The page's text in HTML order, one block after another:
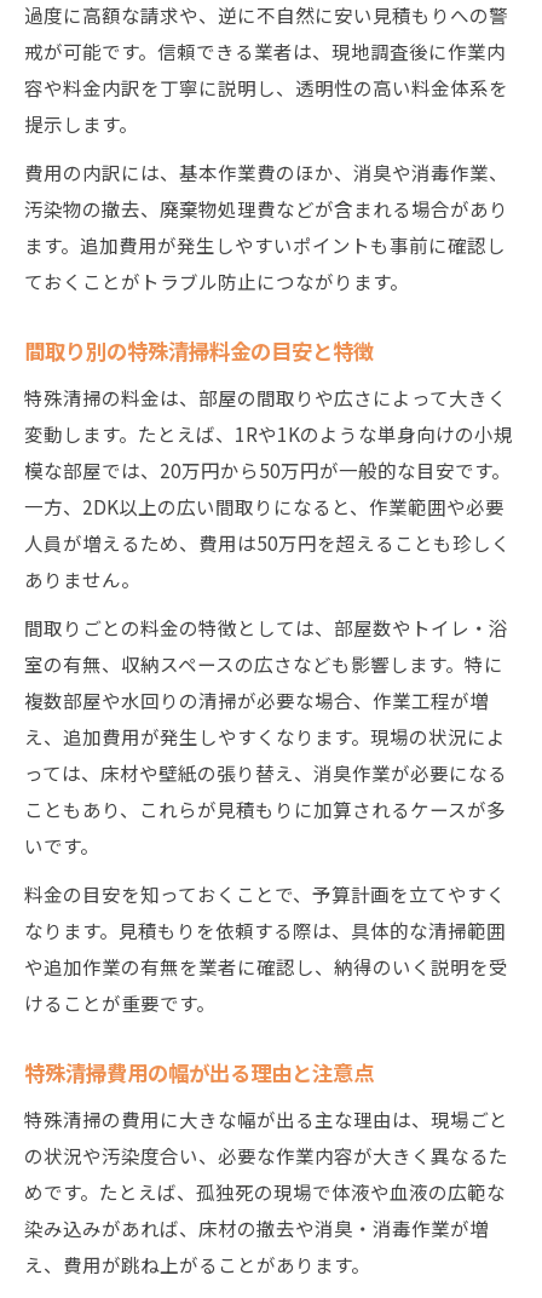
部屋の広さや汚染度で変動する特殊清掃費
用
特殊清掃のオプション費用と基本料金の違
い
見積書の内訳から費用の妥当性を知る
特殊清掃見積書に記載される主な費用項目
特殊清掃費用の内訳と追加費用の見極め方
特殊清掃の人件費や薬剤費の確認ポイント
見積書で分かる特殊清掃費用の妥当性とは
相場と追加費用の違いを正しく理解
特殊清掃の相場と追加費用の関係を解説
見積もり時に確認すべき特殊清掃の追加費
用
特殊清掃料金に含まれる作業内容の違い
追加費用が発生する特殊清掃のケース例
標準的な特殊清掃費用とオプション費用の
違い
特殊清掃の料金体系が不透明な理由
特殊清掃料金体系が分かりにくい背景とは
現場状況による特殊清掃費用の変動要素
由
資格や作業範囲で変わる特殊清掃料金体系
過度に高額な請求や、逆に不自然に安い見積もりへの警
戒が可能です。信頼できる業者は、現地調査後に作業内
容や料金内訳を丁寧に説明し、透明性の高い料金体系を
提示します。
費用の内訳には、基本作業費のほか、消臭や消毒作業、
汚染物の撤去、廃棄物処理費などが含まれる場合があり
ます。追加費用が発生しやすいポイントも事前に確認し
ておくことがトラブル防止につながります。
間取り別の特殊清掃料金の目安と特徴
特殊清掃の料金は、部屋の間取りや広さによって大きく
変動します。たとえば、1Rや1Kのような単身向けの小規
模な部屋では、20万円から50万円が一般的な目安です。
一方、2DK以上の広い間取りになると、作業範囲や必要
人員が増えるため、費用は50万円を超えることも珍しく
ありません。
間取りごとの料金の特徴としては、部屋数やトイレ・浴
室の有無、収納スペースの広さなども影響します。特に
複数部屋や水回りの清掃が必要な場合、作業工程が増
え、追加費用が発生しやすくなります。現場の状況によ
っては、床材や壁紙の張り替え、消臭作業が必要になる
こともあり、これらが見積もりに加算されるケースが多
いです。
料金の目安を知っておくことで、予算計画を立てやすく
なります。見積もりを依頼する際は、具体的な清掃範囲
や追加作業の有無を業者に確認し、納得のいく説明を受
けることが重要です。
特殊清掃費用の幅が出る理由と注意点
特殊清掃の費用に大きな幅が出る主な理由は、現場ごと
の状況や汚染度合い、必要な作業内容が大きく異なるた
めです。たとえば、孤独死の現場で体液や血液の広範な
染み込みがあれば、床材の撤去や消臭・消毒作業が増
え、費用が跳ね上がることがあります。